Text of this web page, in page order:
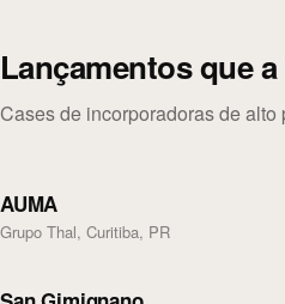
Lançamentos que
Cases de incorporadoras de alto
AUMA
Grupo Thal, Curitiba, PR